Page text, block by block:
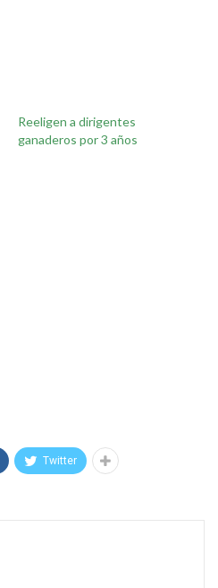
Reeligen a dirigentes
ganaderos por 3 años
Twitter